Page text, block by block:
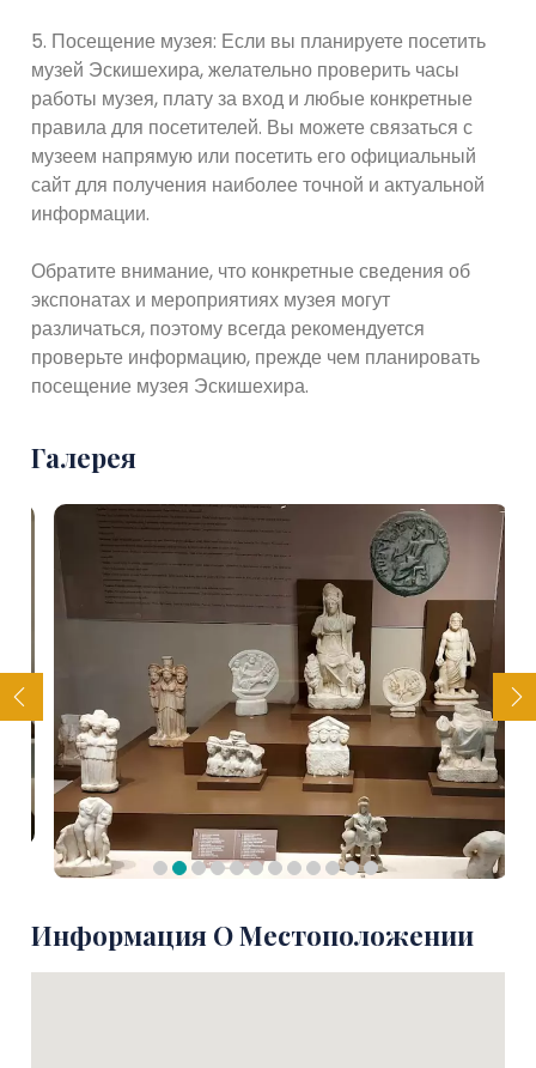
5. Посещение музея: Если вы планируете посетить
музей Эскишехира, желательно проверить часы
работы музея, плату за вход и любые конкретные
правила для посетителей. Вы можете связаться с
музеем напрямую или посетить его официальный
сайт для получения наиболее точной и актуальной
информации.
Обратите внимание, что конкретные сведения об
экспонатах и ​​мероприятиях музея могут
различаться, поэтому всегда рекомендуется
проверьте информацию, прежде чем планировать
посещение музея Эскишехира.
Галерея
Информация О Местоположении